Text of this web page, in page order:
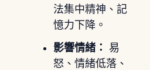
法集中精神、記
憶力下降。
影響情緒：
易
怒、情緒低落、